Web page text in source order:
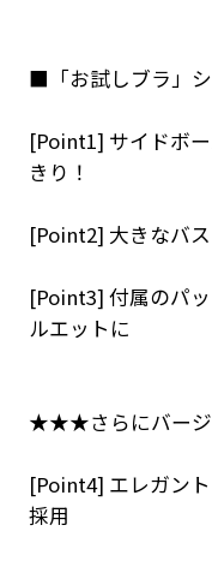
■「お試しブラ」
[Point1] サイドボ
きり！
[Point2] 大きなバ
[Point3] 付属のパ
ルエットに
★★★さらにバー
[Point4] エレガン
採用